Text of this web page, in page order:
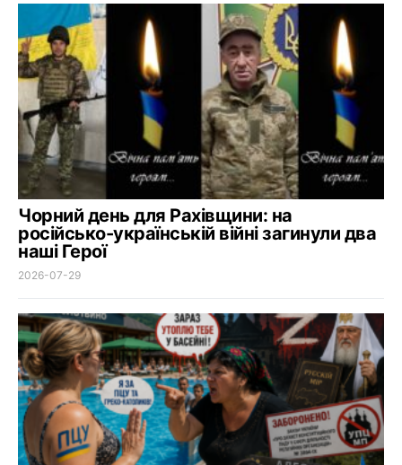
Чорний день для Рахівщини: на
російсько-українській війні загинули два
наші Герої
2026-07-29